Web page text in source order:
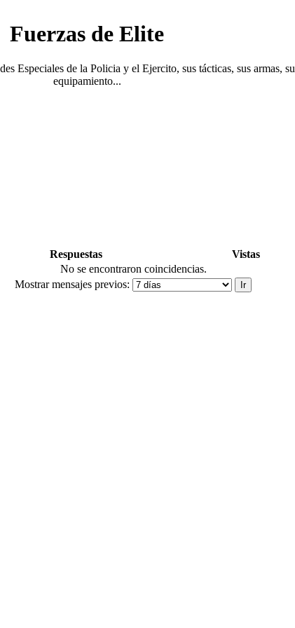
Fuerzas de Elite
Especiales de la Policia y el Ejercito, sus tácticas, sus armas, su
equipamiento...
Respuestas Vistas
No se encontraron coincidencias.
Mostrar mensajes previos: